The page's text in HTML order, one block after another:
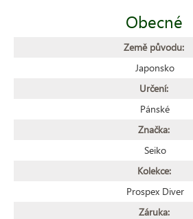
Obecné
Země původu:
Japonsko
Určení:
Pánské
Značka:
Seiko
Kolekce:
Prospex Diver
Záruka: